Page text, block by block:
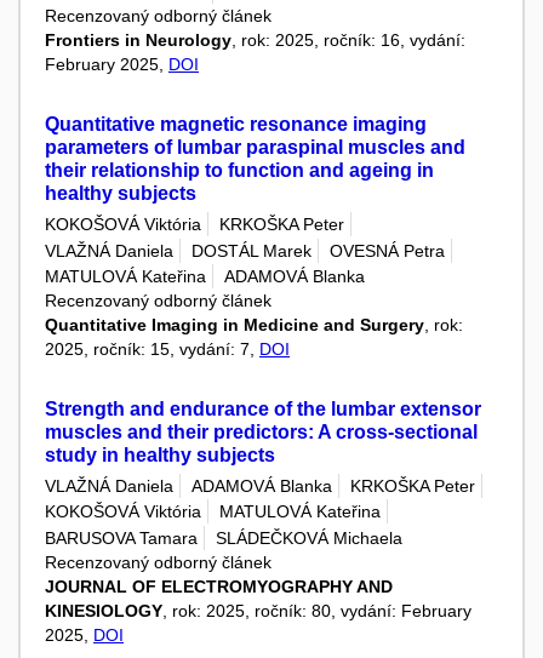
Recenzovaný odborný článek
Frontiers in Neurology , rok: 2025, ročník: 16, vydání:
February 2025, DOI
Quantitative magnetic resonance imaging
parameters of lumbar paraspinal muscles and
their relationship to function and ageing in
healthy subjects
KOKOŠOVÁ Viktória
KRKOŠKA Peter
VLAŽNÁ Daniela
DOSTÁL Marek
OVESNÁ Petra
MATULOVÁ Kateřina
ADAMOVÁ Blanka
Recenzovaný odborný článek
Quantitative Imaging in Medicine and Surgery , rok:
2025, ročník: 15, vydání: 7, DOI
Strength and endurance of the lumbar extensor
muscles and their predictors: A cross-sectional
study in healthy subjects
VLAŽNÁ Daniela ADAMOVÁ Blanka
KRKOŠKA Peter
KOKOŠOVÁ Viktória
MATULOVÁ Kateřina
BARUSOVA Tamara
SLÁDEČKOVÁ Michaela
Recenzovaný odborný článek
JOURNAL OF ELECTROMYOGRAPHY AND
KINESIOLOGY , rok: 2025, ročník: 80, vydání: February
2025, DOI